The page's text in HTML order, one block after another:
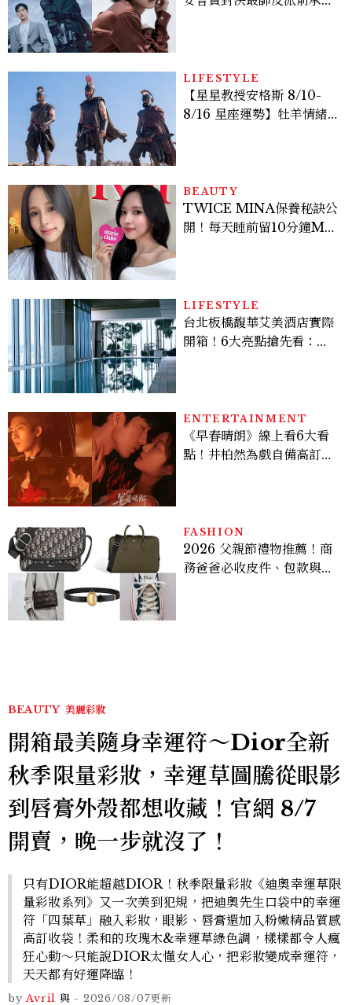
多大？
LIFESTYLE
【星星教授安格斯 8/10-
8/16 星座運勢】牡羊情緒
BEAUTY
TWICE MINA保養秘訣公
開！每天睡前留10分鐘ME
LIFESTYLE
台北板橋馥華艾美酒店實際
開箱！6大亮點搶先看：新
ENTERTAINMENT
《早春晴朗》線上看6大看
點！井柏然為戲自備高訂，
FASHION
2026 父親節禮物推薦！商
務爸爸必收皮件、包款與鞋
BEAUTY 美麗彩妝
開箱最美隨身幸運符～Dior全新
秋季限量彩妝，幸運草圖騰從眼影
到唇膏外殼都想收藏！官網 8/7
開賣，晚一步就沒了！
只有DIOR能超越DIOR！秋季限量彩妝《迪奧幸運草限
量彩妝系列》又一次美到犯規，把迪奧先生口袋中的幸運
符「四葉草」融入彩妝，眼影、唇膏還加入粉嫩精品質感
高訂收袋！柔和的玫瑰木&幸運草綠色調，樣樣都令人瘋
狂心動～只能說DIOR太懂女人心，把彩妝變成幸運符，
天天都有好運降臨！
by Avril 與 - 2026/08/07更新